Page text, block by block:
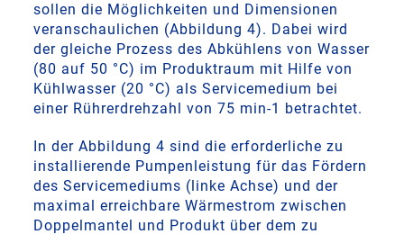
sollen die Möglichkeiten und Dimensionen
veranschaulichen (Abbildung 4). Dabei wird
der gleiche Prozess des Abkühlens von Wasser
(80 auf 50 °C) im Produktraum mit Hilfe von
Kühlwasser (20 °C) als Servicemedium bei
einer Rührerdrehzahl von 75 min-1 betrachtet.
In der Abbildung 4 sind die erforderliche zu
installierende Pumpenleistung für das Fördern
des Servicemediums (linke Achse) und der
maximal erreichbare Wärmestrom zwischen
Doppelmantel und Produkt über dem zu